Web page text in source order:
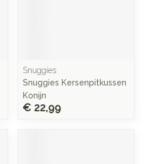
Snuggies
Snuggies Kersenpitkussen
Konijn
€ 22,99